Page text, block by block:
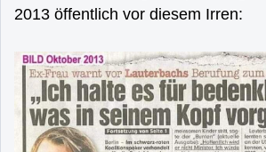
2013 öffentlich vor diesem Irren: